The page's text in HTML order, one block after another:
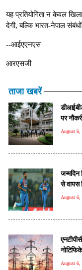
यह प्रतियोगिता न केवल
देगी, बल्कि भारत-नेपाल
--आईएएनएस
आरएसजी
ताजा खबरें
पर
August 6,
जन्मदिन
से वापस
August 6,
August 6,